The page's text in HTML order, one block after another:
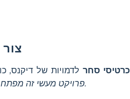
כרטיסי סחר לדמויות של דיקנס,
פרויקט מעשי זה מפתח הבנה ועושה את הלמידה לזכירה.